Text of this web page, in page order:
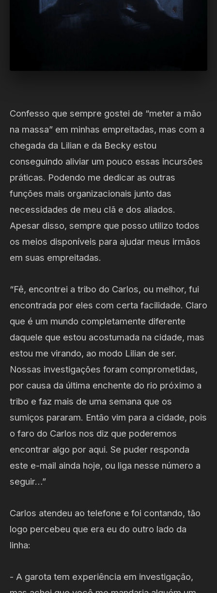
Confesso que sempre gostei de “meter a mão
na massa” em minhas empreitadas, mas com a
chegada da Lilian e da Becky estou
conseguindo aliviar um pouco essas incursões
práticas. Podendo me dedicar as outras
funções mais organizacionais junto das
necessidades de meu clã e dos aliados.
Apesar disso, sempre que posso utilizo todos
os meios disponíveis para ajudar meus irmãos
em suas empreitadas.
“Fê, encontrei a tribo do Carlos, ou melhor, fui
encontrada por eles com certa facilidade. Claro
que é um mundo completamente diferente
daquele que estou acostumada na cidade, mas
estou me virando, ao modo Lilian de ser.
Nossas investigações foram comprometidas,
por causa da última enchente do rio próximo a
tribo e faz mais de uma semana que os
sumiços pararam. Então vim para a cidade, pois
o faro do Carlos nos diz que poderemos
encontrar algo por aqui. Se puder responda
este e-mail ainda hoje, ou liga nesse número a
seguir…”
Carlos atendeu ao telefone e foi contando, tão
logo percebeu que era eu do outro lado da
linha:
- A garota tem experiência em investigação,